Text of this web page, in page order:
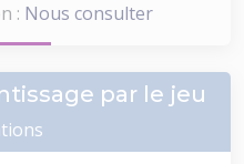
: Nous consulter
par le jeu